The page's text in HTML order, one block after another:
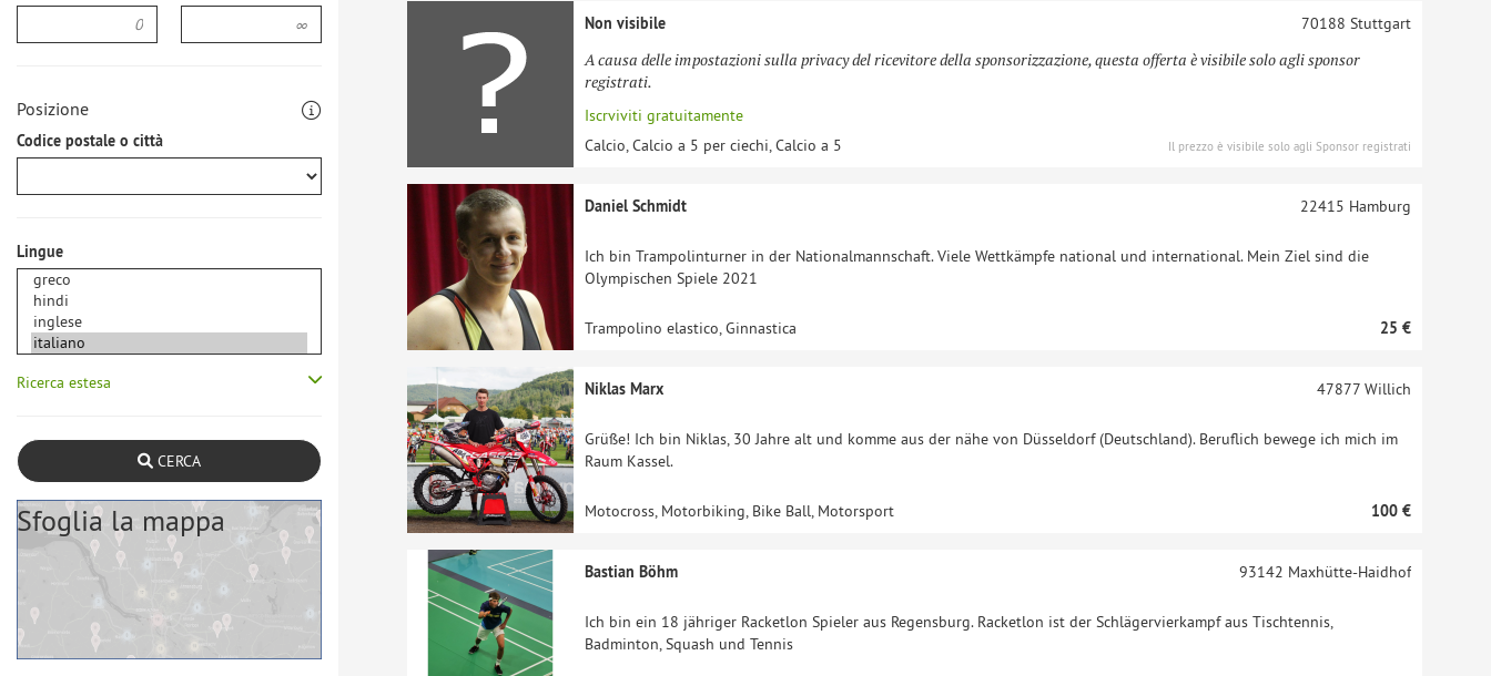
Posizione
Codice postale o città
Lingue
Ricerca estesa
CERCA
Sfoglia la mappa
Non visibile
A causa delle impostazioni sulla privacy del ricevitore della sponsorizzazione, questa offerta è visibile solo agli sponsor
registrati.
Iscrviviti gratuitamente
70188 Stuttgart
Calcio, Calcio a 5 per ciechi, Calcio a 5 Il prezzo è visibile solo agli Sponsor registrati
Daniel Schmidt
Ich bin Trampolinturner in der Nationalmannschaft. Viele Wettkämpfe national und international. Mein Ziel sind die
Olympischen Spiele 2021
22415 Hamburg
Trampolino elastico, Ginnastica 25 €
Niklas Marx
Grüße! Ich bin Niklas, 30 Jahre alt und komme aus der nähe von Düsseldorf (Deutschland). Beruflich bewege ich mich im
Raum Kassel.
47877Willich
Motocross, Motorbiking, Bike Ball, Motorsport 100 €
Bastian Böhm
Ich bin ein 18 jähriger Racketlon Spieler aus Regensburg. Racketlon ist der Schlägervierkampf aus Tischtennis,
Badminton, Squash und Tennis
93142 Maxhütte-Haidhof